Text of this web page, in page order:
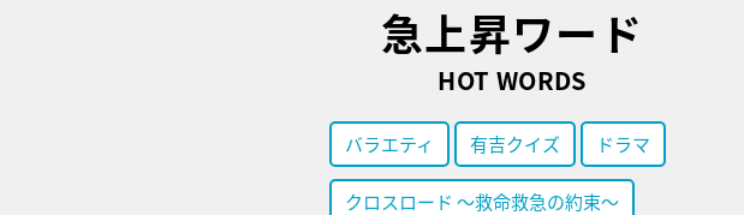
急上昇ワード
HOT WORDS
バラエティ 有吉クイズ ドラマ
クロスロード ～救命救急の約束～